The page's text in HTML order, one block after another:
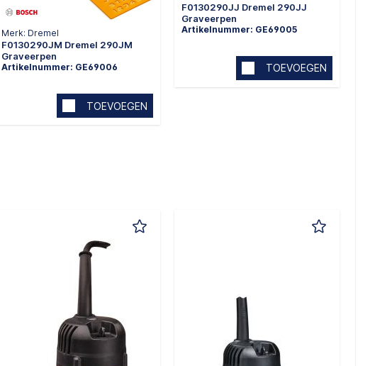
Merk: Dremel
F0130290JM Dremel 290JM
Graveerpen
Artikelnummer: GE69006
TOEVOEGEN
F0130290JJ Dremel 290JJ
Graveerpen
Artikelnummer: GE69005
TOEVOEGEN